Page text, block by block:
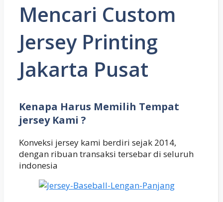
Mencari Custom
Jersey Printing
Jakarta Pusat
Kenapa Harus Memilih Tempat
jersey Kami ?
Konveksi jersey kami berdiri sejak 2014,
dengan ribuan transaksi tersebar di seluruh
indonesia